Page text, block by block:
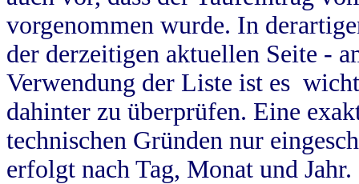
vorgenommen wurde. In
der derzeitigen aktuellen Seite -
Verwendung der Liste ist es
dahinter zu überprüfen. Eine
technischen Gründen nur
erfolgt nach Tag, Monat und Jahr.